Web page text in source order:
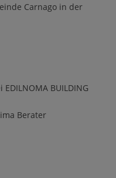
Carnago in der
BUILDING
Berater